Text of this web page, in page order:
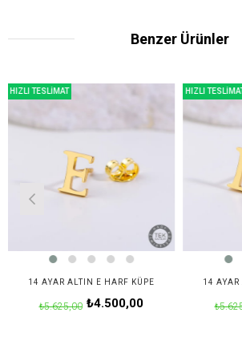
Benzer Ürünler
ALTIN E HARF KÜPE
₺4.500,00
14 AYAR ALTIN D
HIZLI TESLİMAT